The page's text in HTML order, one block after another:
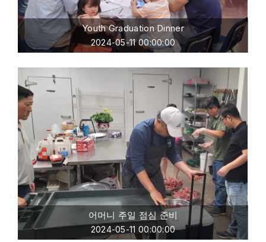
Youth Graduation Dinner
2024-05-11 00:00:00
어머니 주일 점심 준비
2024-05-11 00:00:00